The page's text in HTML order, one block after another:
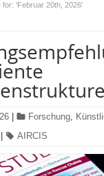
for: 'Februar 20th, 2026'
Forschung,
AIRCIS